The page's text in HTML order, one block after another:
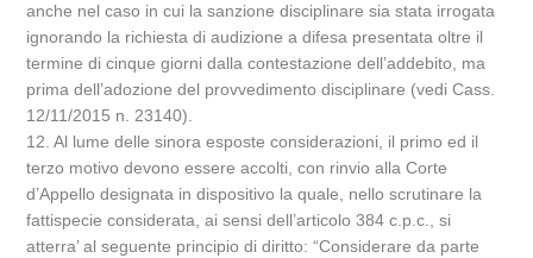
anche nel caso in cui la sanzione disciplinare sia stata irrogata
ignorando la richiesta di audizione a difesa presentata oltre il
termine di cinque giorni dalla contestazione dell’addebito, ma
prima dell’adozione del provvedimento disciplinare (vedi Cass.
12/11/2015 n. 23140).
12. Al lume delle sinora esposte considerazioni, il primo ed il
terzo motivo devono essere accolti, con rinvio alla Corte
d’Appello designata in dispositivo la quale, nello scrutinare la
fattispecie considerata, ai sensi dell’articolo 384 c.p.c., si
atterra’ al seguente principio di diritto: “Considerare da parte